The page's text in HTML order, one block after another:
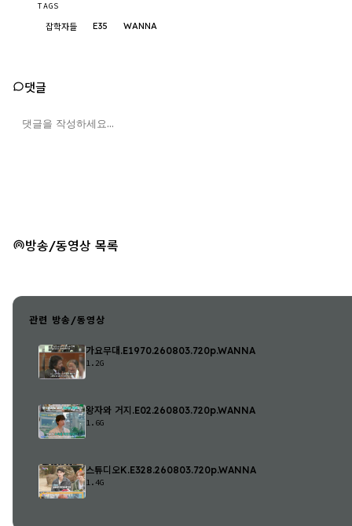
TAGS
잡학자들 E35 WANNA
댓글
방송/동영상 목록
관련 방송/동영상
가요무대.E1970.260803.720p.WANNA
1.2G
왕자와 거지.E02.260803.720p.WANNA
1.6G
스튜디오K.E328.260803.720p.WANNA
1.4G